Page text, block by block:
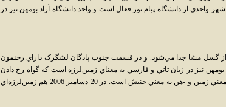
واحدي از دانشگاه پيام نور فعال است و واحد دانشگاه آزاد بومهن نيز در
گسل مشا جدا مي‌شود. و در قسمت جنوب پادگان لشگرک داراي رخنمون
نيز در زبان تاتي و فارسي به معناي زمين‌لرزه است که گواه رخ دادن
زمين‌لرزه‌ها در قديم در اين ناحيه است. بوم به معني زمين و -هن به معني جنبش است. در 20 دسامبر 2006 هم زمين‌لرزه‌اي